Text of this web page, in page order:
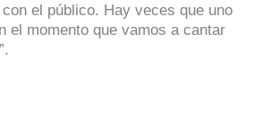
el público. Hay veces que uno
el momento que vamos a cantar